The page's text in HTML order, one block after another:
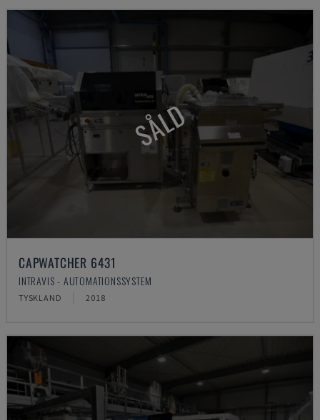
SÅLD
CAPWATCHER 6431
INTRAVIS - AUTOMATIONSSYSTEM
TYSKLAND 2018